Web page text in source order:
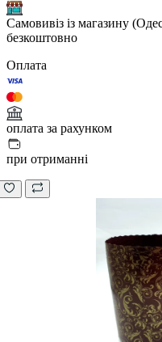
Самовивіз із магазину
безкоштовно
Оплата
оплата за рахунком
при отриманні